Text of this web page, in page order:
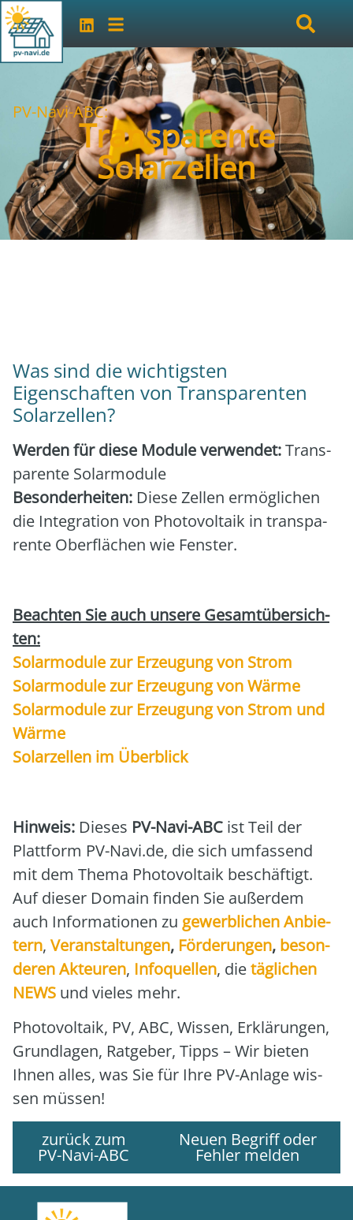
PV-Navi-ABC:
Transparente
Solarzellen
Was sind die wichtigsten
Eigenschaften von Transparenten
Solarzellen?
Wer­den für die­se Modu­le ver­wen­det:Trans­
pa­ren­te Solar­mo­du­le
Beson­der­hei­ten: Die­se Zel­len ermög­li­chen
die Inte­gra­ti­on von Pho­to­vol­ta­ik in trans­pa­
ren­te Ober­flä­chen wie Fens­ter.
Beach­ten Sie auch unse­re Gesamt­über­sich­
ten:
Solar­mo­du­le zur Erzeu­gung von Strom
Solar­mo­du­le zur Erzeu­gung von Wär­me
Solar­mo­du­le zur Erzeu­gung von Strom und
Wär­me
Solar­zel­len im Über­blick
Hin­weis: Die­ses PV-Navi-ABC ist Teil der
Platt­form PV-Navi.de, die sich umfas­send
mit dem The­ma Pho­to­vol­ta­ik beschäf­tigt.
Auf die­ser Domain fin­den Sie außer­dem
auch Infor­ma­tio­nen zu gewerb­li­chen Anbie­
tern, Ver­an­stal­tun­gen, För­de­run­gen, beson­
de­ren Akteu­ren, Info­quel­len, dietäg­li­chen
NEWS und vie­les mehr.
Pho­to­vol­ta­ik, PV, ABC, Wis­sen, Erklä­run­gen,
Grund­la­gen, Rat­ge­ber, Tipps – Wir bie­ten
Ihnen alles, was Sie für Ihre PV-Anla­ge wis­
sen müs­sen!
zurück zum
PV-Navi-ABC
Neuen Begriff oder
Fehler melden